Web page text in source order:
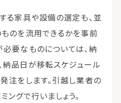
る家具や設備の選定も、並
のを流用できるかを事前
必要なものについては、納
納品日が移転スケジュール
注をします。引越し業者の
ングで行いましょう。